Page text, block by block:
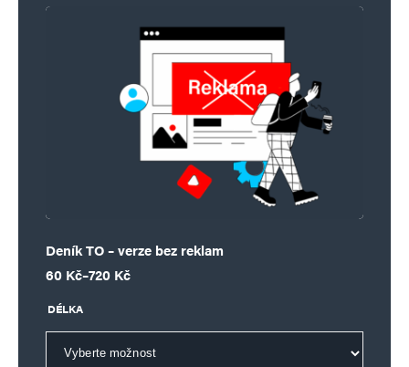
Deník TO – verze bez reklam
60 Kč–720 Kč
Rozpětí cen: 60 Kč až 720 Kč
DÉLKA